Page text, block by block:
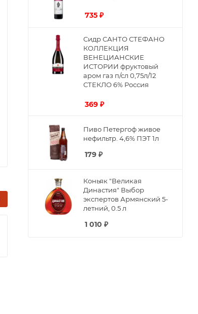
735 ₽
Сидр САНТО СТЕФАНО
КОЛЛЕКЦИЯ
ВЕНЕЦИАНСКИЕ
ИСТОРИИ фруктовый
аром газ п/сл 0,75л/12
СТЕКЛО 6% Россия
369 ₽
Пиво Петергоф живое
нефильтр. 4,6% ПЭТ 1л
179 ₽
Коньяк "Великая
Династия" Выбор
экспертов Армянский 5-
летний, 0.5 л
1 010 ₽